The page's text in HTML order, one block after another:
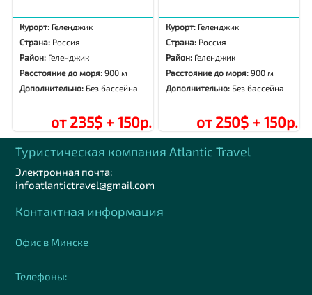
Курорт: Геленджик
Страна: Россия
Район: Геленджик
Расстояние до моря:900 м
Дополнительно: Без бассейна
от 235$ + 150р.
Курорт: Геленджик
Страна: Россия
Район: Геленджик
Расстояние до моря:900 м
Дополнительно: Без бассейна
от 250$ + 150р.
Туристическая компания Аtlantic Travel
Электронная почта:
infoatlantictravel@gmail.com
Контактная информация
Офис в Минске
Телефоны: